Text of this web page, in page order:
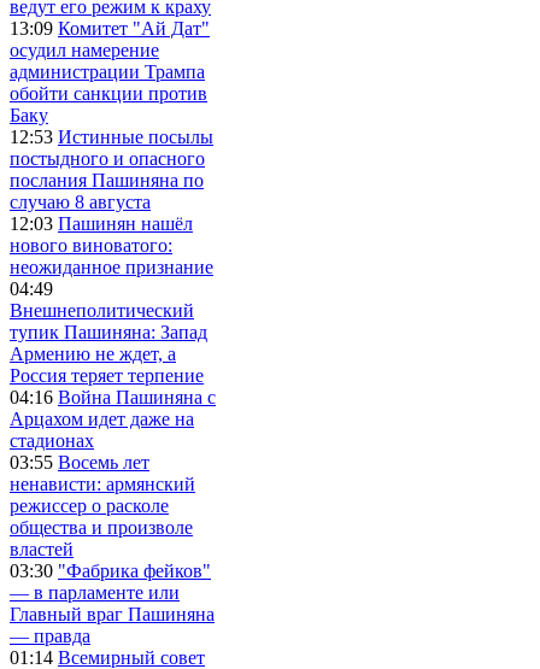
ведут его режим к краху
13:09 Комитет "Ай Дат"
осудил намерение
администрации Трампа
обойти санкции против
Баку
12:53 Истинные посылы
постыдного и опасного
послания Пашиняна по
случаю 8 августа
12:03 Пашинян нашёл
нового виноватого:
неожиданное признание
04:49
Внешнеполитический
тупик Пашиняна: Запад
Армению не ждет, а
Россия теряет терпение
04:16 Война Пашиняна с
Арцахом идет даже на
стадионах
03:55 Восемь лет
ненависти: армянский
режиссер о расколе
общества и произволе
властей
03:30 "Фабрика фейков"
— в парламенте или
Главный враг Пашиняна
— правда
01:14 Всемирный совет